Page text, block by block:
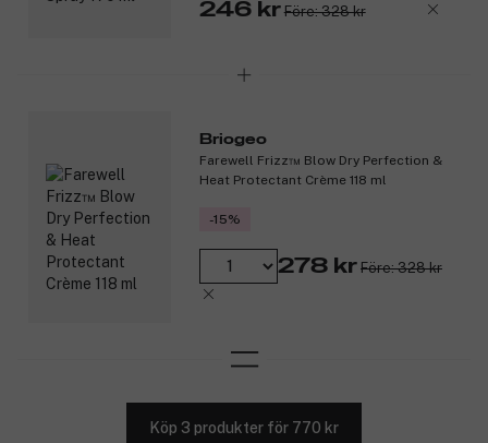
246 kr Före: 328 kr
Briogeo
Farewell Frizz™ Blow Dry Perfection &
Heat Protectant Crème 118 ml
-15%
278 kr Före: 328 kr
Köp 3 produkter för 770 kr